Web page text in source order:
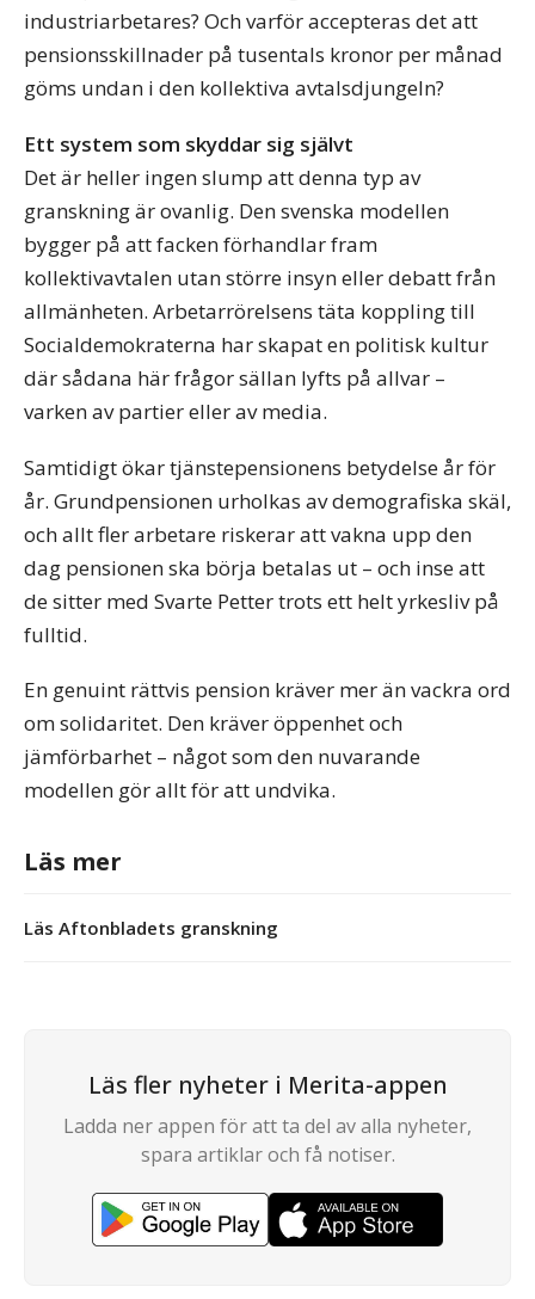
industriarbetares? Och varför accepteras det att
pensionsskillnader på tusentals kronor per månad
göms undan i den kollektiva avtalsdjungeln?
Ett system som skyddar sig självt
Det är heller ingen slump att denna typ av
granskning är ovanlig. Den svenska modellen
bygger på att facken förhandlar fram
kollektivavtalen utan större insyn eller debatt från
allmänheten. Arbetarrörelsens täta koppling till
Socialdemokraterna har skapat en politisk kultur
där sådana här frågor sällan lyfts på allvar –
varken av partier eller av media.
Samtidigt ökar tjänstepensionens betydelse år för
år. Grundpensionen urholkas av demografiska skäl,
och allt fler arbetare riskerar att vakna upp den
dag pensionen ska börja betalas ut – och inse att
de sitter med Svarte Petter trots ett helt yrkesliv på
fulltid.
En genuint rättvis pension kräver mer än vackra ord
om solidaritet. Den kräver öppenhet och
jämförbarhet – något som den nuvarande
modellen gör allt för att undvika.
Läs mer
Läs Aftonbladets granskning
Läs fler nyheter i Merita-appen
Ladda ner appen för att ta del av alla nyheter,
spara artiklar och få notiser.